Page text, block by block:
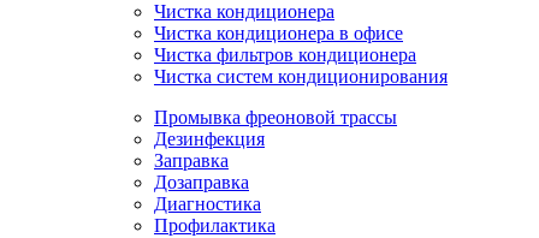
Чистка кондиционера
Чистка кондиционера в офисе
Чистка фильтров кондиционера
Чистка систем кондиционирования
Промывка фреоновой трассы
Дезинфекция
Заправка
Дозаправка
Диагностика
Профилактика